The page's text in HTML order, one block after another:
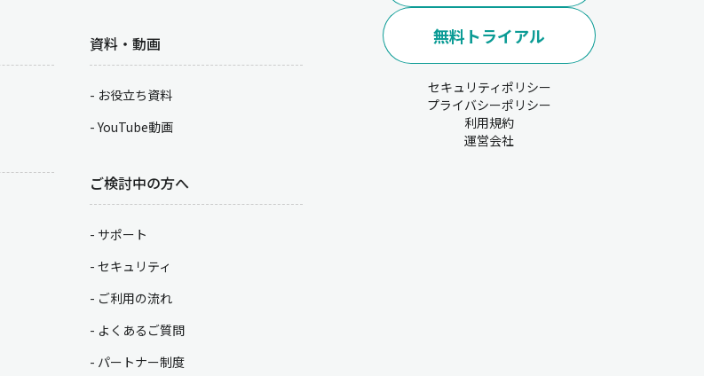
資料・動画
お役立ち資料
YouTube動画
ご検討中の方へ
サポート
セキュリティ
ご利用の流れ
よくあるご質問
パートナー制度
無料トライアル
セキュリティポリシー
プライバシーポリシー
利用規約
運営会社